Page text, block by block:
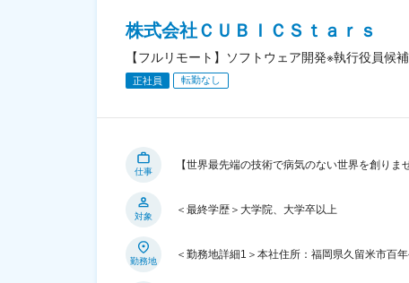
株式会社ＣＵＢＩＣＳｔａｒｓ
【フルリモート】ソフトウェア開発※執行役員候
正社員 転勤なし
仕事
【世界最先端の技術で病気のない世界を創り
対象
＜最終学歴＞大学院、大学卒以上
勤務地
＜勤務地詳細1＞本社住所：福岡県久留米市百